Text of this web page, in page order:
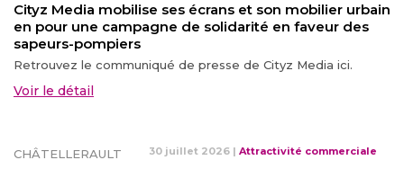
Cityz Media mobilise ses écrans et son mobilier urbain
en pour une campagne de solidarité en faveur des
sapeurs-pompiers
Retrouvez le communiqué de presse de Cityz Media ici.
Voir le détail
CHÂTELLERAULT 30 juillet 2026 | Attractivité commerciale